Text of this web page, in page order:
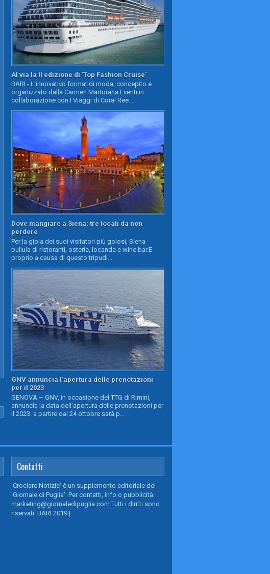
Al via la II edizione di 'Top Fashion Cruise'
BARI - L'innovativo format di moda, concepito e
organizzato dalla Carmen Martorana Eventi in
collaborazione con I Viaggi di Coral Ree...
Dove mangiare a Siena: tre locali da non
perdere
Per la gioia dei suoi visitatori più golosi, Siena
pullula di ristoranti, osterie, locande e wine bar.E
proprio a causa di questo tripudi...
GNV annuncia l'apertura delle prenotazioni
per il 2023
GENOVA – GNV, in occasione del TTG di Rimini,
annuncia la data dell’apertura delle prenotazioni per
il 2023: a partire dal 24 ottobre sarà p...
Contatti
'Crociere Notizie' è un supplemento editoriale del
'Giornale di Puglia'. Per contatti, info o pubblicità:
marketing@giornaledipuglia.com Tutti i diritti sono
riservati. BARI 2019 |